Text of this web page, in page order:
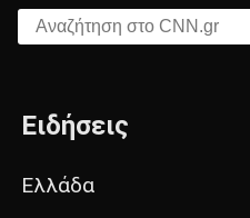
Αναζήτηση στο CNN.gr
Ειδήσεις
Ελλάδα